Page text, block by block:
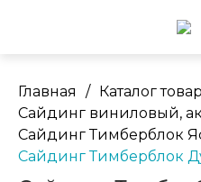
Главная / Каталог
Сайдинг виниловый,
Сайдинг Тимберблок
Сайдинг Тимберблок